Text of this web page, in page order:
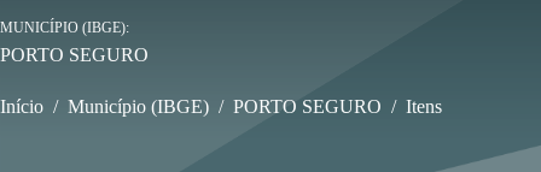
MUNICÍPIO (IBGE)
PORTO SEGURO
Início / Município (IBGE) / PORTO SEGURO / Itens